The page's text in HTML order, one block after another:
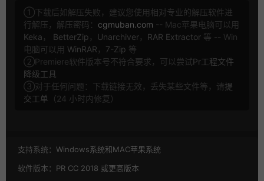
①下载后如解压失败，建议您使用相对专业的解压软件进
行解压，解压密码： cgmuban.com -- Mac苹果电脑可以用
Keka ， BetterZip ， Unarchiver， RAR Extractor 等 -- Win
电脑可以用 WinRAR ， 7-Zip 等
②Premiere软件版本号不符合要求，可以尝试Pr工程文件
降级工具
③对于任何问题：下载链接无效，丢失某些文件等，请提
交工单 （24 小时内修复）
支持系统： Windows系统和MAC苹果系统
软件版本： PR CC 2018 或更高版本